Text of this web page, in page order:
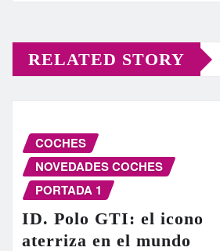
RELATED STORY
COCHES
NOVEDADES COCHES
PORTADA 1
ID. Polo GTI: el icono
aterriza en el mundo